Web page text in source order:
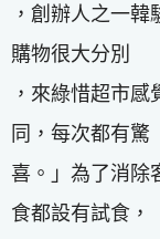
，創辦人之一韓
購物很大分別
，來綠惜超市
同，每次都有驚
喜。」為了消除
食都設有試食，